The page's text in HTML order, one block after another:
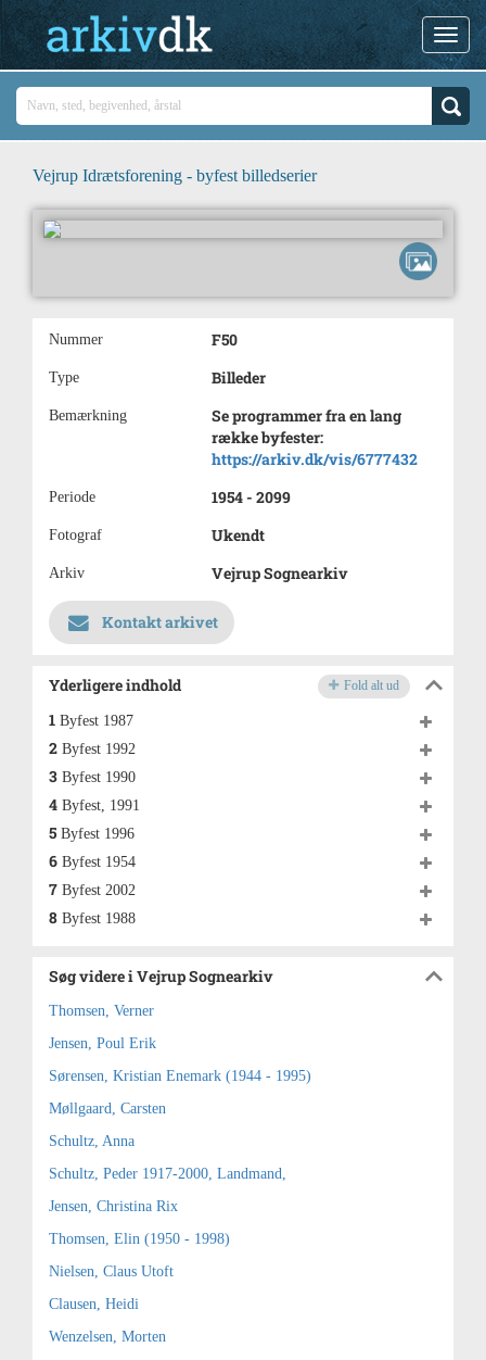
Vejrup Idrætsforening - byfest billedserier
Nummer F50
Type Billeder
Bemærkning
Se programmer fra en lang
række byfester:
https://arkiv.dk/vis/6777432
Periode 1954 - 2099
Fotograf Ukendt
Arkiv Vejrup Sognearkiv
Kontakt arkivet
Yderligere indhold Fold alt ud
1 Byfest 1987
2 Byfest 1992
3 Byfest 1990
4 Byfest, 1991
5 Byfest 1996
6 Byfest 1954
7 Byfest 2002
8 Byfest 1988
Søg videre i Vejrup Sognearkiv
Thomsen, Verner
Jensen, Poul Erik
Sørensen, Kristian Enemark (1944 - 1995)
Møllgaard, Carsten
Schultz, Anna
Schultz, Peder 1917-2000, Landmand,
Jensen, Christina Rix
Thomsen, Elin (1950 - 1998)
Nielsen, Claus Utoft
Clausen, Heidi
Wenzelsen, Morten